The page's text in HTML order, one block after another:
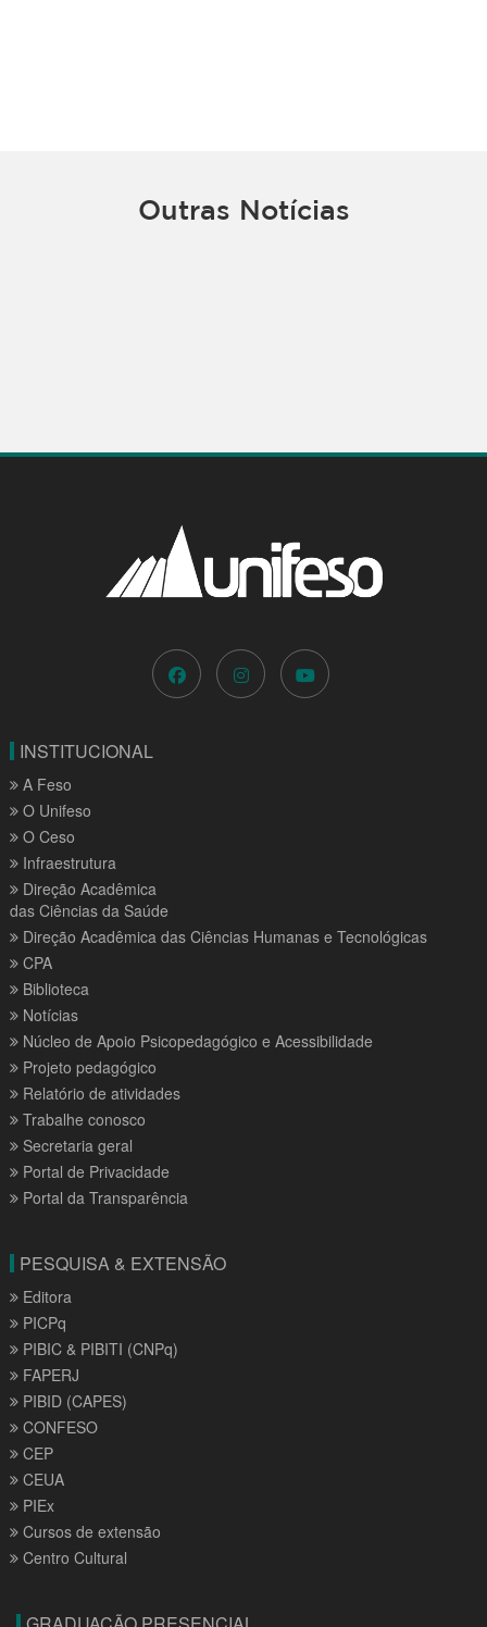
Outras Notícias
INSTITUCIONAL
A Feso
O Unifeso
O Ceso
Infraestrutura
Direção Acadêmica
das Ciências da Saúde
Direção Acadêmica das Ciências Humanas e Tecnológicas
CPA
Biblioteca
Notícias
Núcleo de Apoio Psicopedagógico e Acessibilidade
Projeto pedagógico
Relatório de atividades
Trabalhe conosco
Secretaria geral
Portal de Privacidade
Portal da Transparência
PESQUISA & EXTENSÃO
Editora
PICPq
PIBIC & PIBITI (CNPq)
FAPERJ
PIBID (CAPES)
CONFESO
CEP
CEUA
PIEx
Cursos de extensão
Centro Cultural